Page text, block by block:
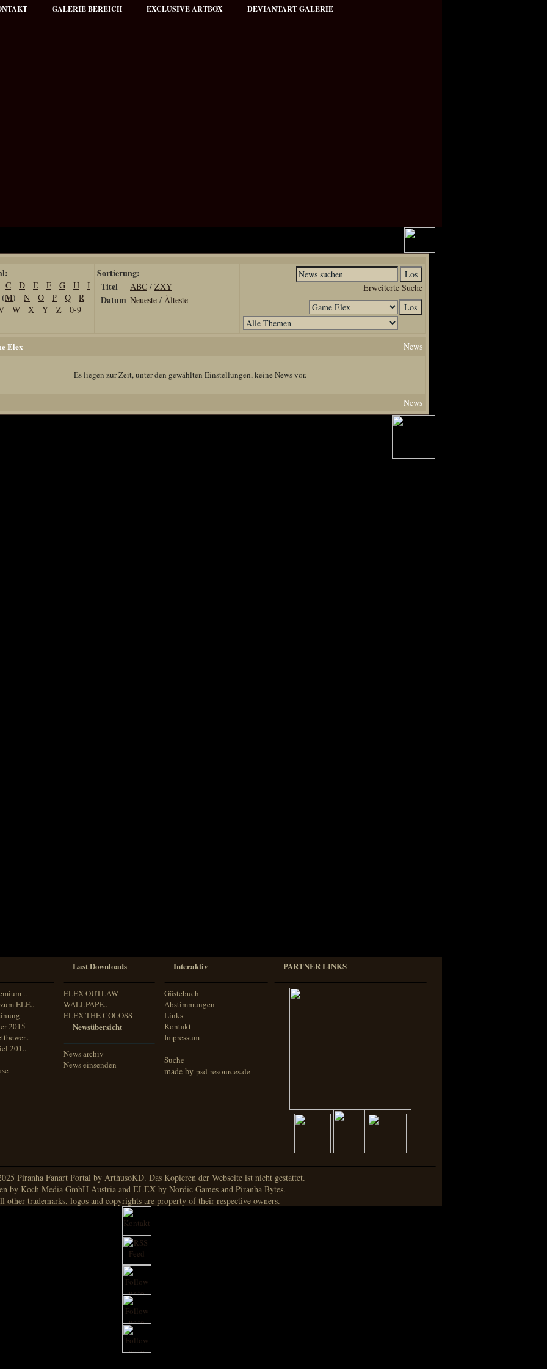
GALERIE BEREICH EXCLUSIVE ARTBOX DEVIANTART GALERIE
C D E F G H
I
(M) N O P Q
R
W X Y Z 0-9
Sortierung:
Titel
ABC / ZXY
Datum Neueste / Älteste
Erweiterte Suche
Elex News
Es liegen zur Zeit, unter den gewählten Einstellungen, keine News vor.
News
..
ELE..
2015
201..
Last Downloads
ELEX OUTLAW
WALLPAPE..
ELEX THE COLOSS
Newsübersicht
News archiv
News einsenden
Interaktiv
Gästebuch
Abstimmungen
Links
Kontakt
Impressum
Suche
made by psd-resources.de
PARTNER LINKS
Piranha Fanart Portal by ArthusoKD. Das Kopieren der Webseite ist nicht gestattet.
by Koch Media GmbH Austria and ELEX by Nordic Games and Piranha Bytes.
other trademarks, logos and copyrights are property of their respective owners.